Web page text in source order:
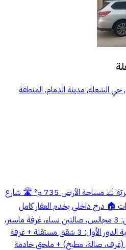
حي الشعلة, مدينة الدمام, المنطقة
FA1 للبيع عقار مميز في حي الفاخريّة 📐 مساحة الأرض 735 م² 🛣️ شارع
🕒 عمر العقار 9 سنوات 🏠 درج داخلي يخدم العقار كامل
التفاصيل باختصار: دور أرضي كامل: 3 مجالس، صالتين نساء، غرفة ماستر،
مطبخ كبير، مستودع، جلسة خارجية الدور الأول: 3 شقق مستقلة + غرفة
(غرف، صالة، مطبخ) + ملحق خادمة